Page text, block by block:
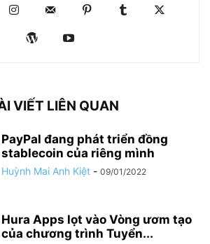
VIẾT LIÊN QUAN
PayPal đang phát triển đồng
stablecoin của riêng mình
Huỳnh Mai Anh Kiệt - 09/01/2022
Hura Apps lọt vào Vòng ươm tạo
của chương trình Tuyển...